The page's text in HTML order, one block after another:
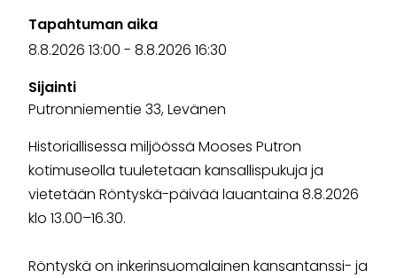
Tapahtuman aika
8.8.2026 13:00 - 8.8.2026 16:30
Sijainti
Putronniementie 33, Levänen
Historiallisessa miljöössä Mooses Putron
kotimuseolla tuuletetaan kansallispukuja ja
vietetään Röntyskä-päivää lauantaina 8.8.2026
klo 13.00–16.30.
Röntyskä on inkerinsuomalainen kansantanssi- ja